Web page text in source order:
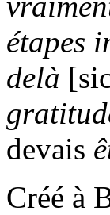
étapes
delà
devais
Créé à